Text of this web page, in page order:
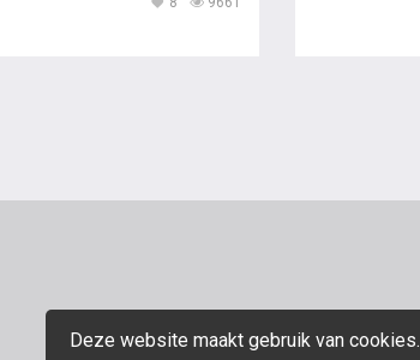
Deze website maakt gebruik van cookies.